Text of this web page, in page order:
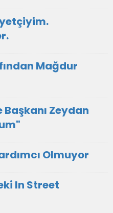
Mağdur
Zeydan
Olmuyor
In Street